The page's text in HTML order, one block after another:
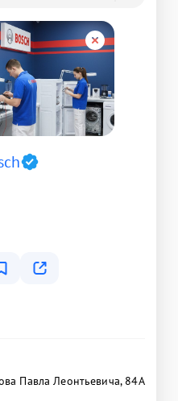
Павла Леонтьевича, 84А